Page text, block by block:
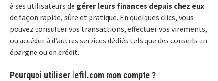
à ses utilisateurs de gérer leurs finances depuis chez eux
de façon rapide, sûre et pratique. En quelques clics, vous
pouvez consulter vos transactions, effectuer vos virements,
ou accéder à d’autres services dédiés tels que des conseils en
épargne ou en crédit.
Pourquoi utiliser lefil.com mon compte ?